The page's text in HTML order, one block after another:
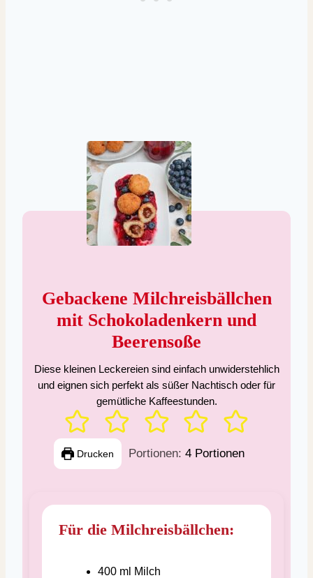
Gebackene Milchreisbällchen
mit Schokoladenkern und
Beerensoße
Diese kleinen Leckereien sind einfach unwiderstehlich
und eignen sich perfekt als süßer Nachtisch oder für
gemütliche Kaffeestunden.
Drucken Portionen:4 Portionen
Für die Milchreisbällchen:
400 ml Milch